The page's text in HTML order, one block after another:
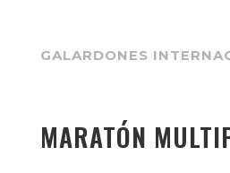
GALARDONES
MARATÓN